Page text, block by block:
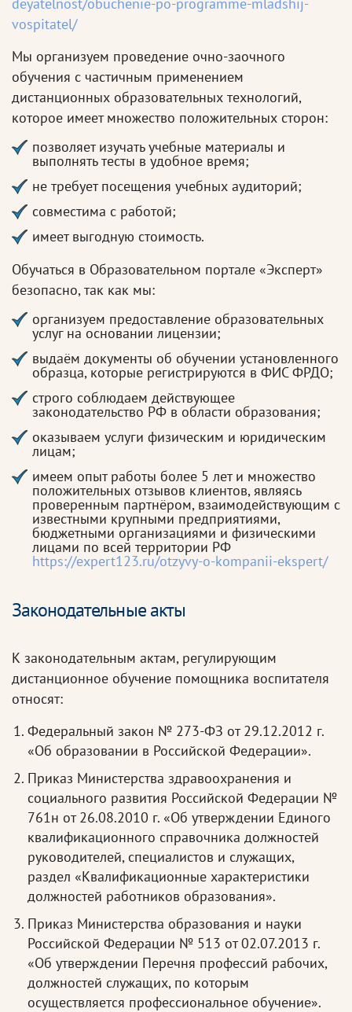
vospitatel/
Мы организуем проведение очно-заочного
обучения с частичным применением
дистанционных образовательных технологий,
которое имеет множество положительных сторон:
позволяет изучать учебные материалы и
выполнять тесты в удобное время;
не требует посещения учебных аудиторий;
совместима с работой;
имеет выгодную стоимость.
Обучаться в Образовательном портале «Эксперт»
безопасно, так как мы:
организуем предоставление образовательных
услуг на основании лицензии;
выдаём документы об обучении установленного
образца, которые регистрируются в ФИС ФРДО;
строго соблюдаем действующее
законодательство РФ в области образования;
оказываем услуги физическим и юридическим
лицам;
имеем опыт работы более 5 лет и множество
положительных отзывов клиентов, являясь
проверенным партнёром, взаимодействующим с
известными крупными предприятиями,
бюджетными организациями и физическими
лицами по всей территории РФ
https://expert123.ru/otzyvy-o-kompanii-ekspert/
Законодательные акты
К законодательным актам, регулирующим
дистанционное обучение помощника воспитателя
относят:
Федеральный закон № 273-ФЗ от 29.12.2012 г.
«Об образовании в Российской Федерации».
Приказ Министерства здравоохранения и
социального развития Российской Федерации №
761н от 26.08.2010 г. «Об утверждении Единого
квалификационного справочника должностей
руководителей, специалистов и служащих,
раздел «Квалификационные характеристики
должностей работников образования».
Приказ Министерства образования и науки
Российской Федерации № 513 от 02.07.2013 г.
«Об утверждении Перечня профессий рабочих,
должностей служащих, по которым
осуществляется профессиональное обучение».